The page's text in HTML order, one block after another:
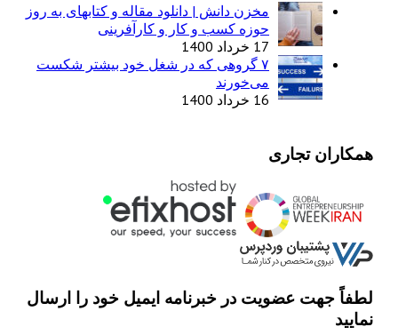
مخزن دانش | دانلود مقاله و کتابهای به روز
حوزه کسب و کار و کارآفرینی
17 خرداد 1400
۷ گروهی که در شغل خود بیشتر شکست
می‌خورند
16 خرداد 1400
همکاران تجاری
لطفاً جهت عضویت در خبرنامه ایمیل خود را ارسال
نمایید